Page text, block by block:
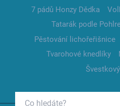
7 pádů Honzy Dědka
Tatarák podle
Pěstování lichořeřišnice
Tvarohové knedlíky